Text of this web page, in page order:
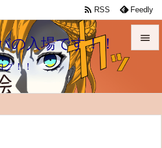
の入場です！！
！！


 RSS Feedly